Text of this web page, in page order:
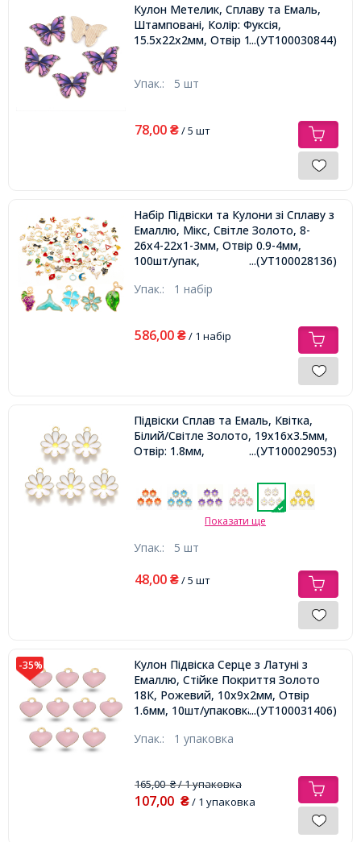
Кулон Метелик, Сплаву та Емаль,
Штамповані, Колір: Фуксія,
15.5х22х2мм, Отвір 1.8мм,...(УТ100030844)
Упак.: 5 шт
78,00 ₴/ 5 шт
Набір Підвіски та Кулони зі Сплаву з
Емаллю, Мікс, Світле Золото, 8-
26x4-22x1-3мм, Отвір 0.9-4мм,
100шт/упак,
...(УТ100028136)
Упак.: 1 набір
586,00 ₴/ 1 набір
Підвіски Сплав та Емаль, Квітка,
Білий/Світле Золото, 19х16х3.5мм,
Отвір: 1.8мм,
...(УТ100029053)
Показати ще
Упак.: 5 шт
48,00 ₴/ 5 шт
-35%
Кулон Підвіска Серце з Латуні з
Емаллю, Стійке Покриття Золото
18К, Рожевий, 10х9х2мм, Отвір
1.6мм, 10шт/упаковка...(УТ100031406)
Упак.: 1 упаковка
165,00₴/ 1 упаковка
107,00 ₴/ 1 упаковка